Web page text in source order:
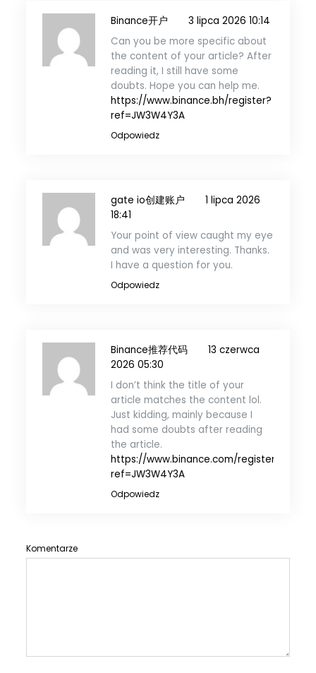
Binance开户
3 lipca 2026 10:14
Can you be more specific about
the content of your article? After
reading it, I still have some
doubts. Hope you can help me.
https://www.binance.bh/register?
ref=JW3W4Y3A
Odpowiedz
gate io创建账户
1 lipca 2026
18:41
Your point of view caught my eye
and was very interesting. Thanks.
I have a question for you.
Odpowiedz
Binance推荐代码
13 czerwca
2026 05:30
I don’t think the title of your
article matches the content lol.
Just kidding, mainly because I
had some doubts after reading
the article.
https://www.binance.com/register?
ref=JW3W4Y3A
Odpowiedz
Komentarze